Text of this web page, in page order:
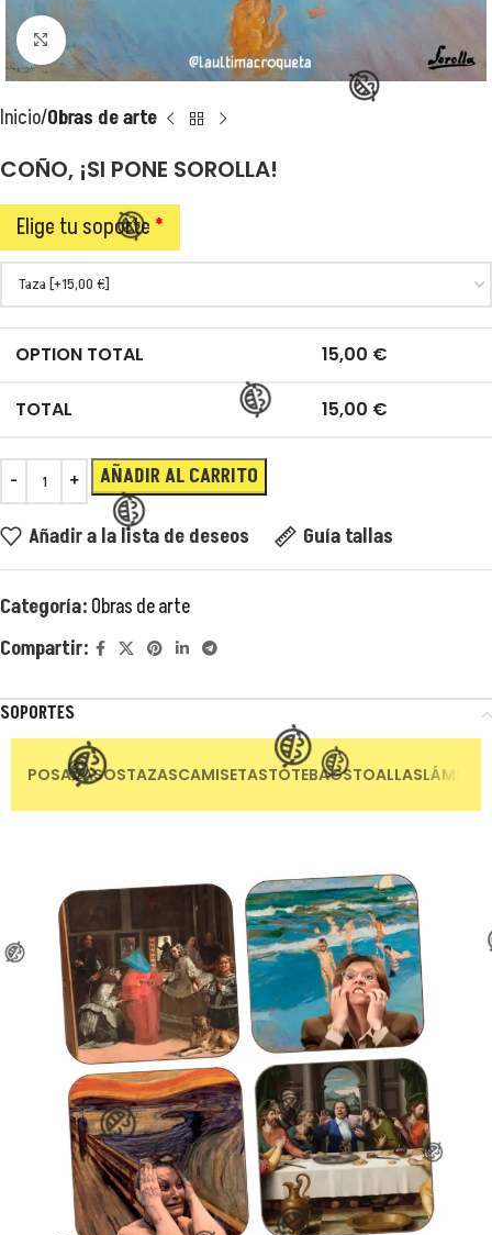
Clic para ampliar
Inicio Obras de arte
COÑO, ¡SI PONE SOROLLA!
Elige tu soporte *
OPTION TOTAL 15,00 €
TOTAL 15,00 €
AÑADIR AL CARRITO
Añadir a la lista de deseos Guía tallas
Categoría: Obras de arte
Compartir:
SOPORTES
POSAVASOSTAZASCAMISETASTOTEBAGSTOALLASLÁMINAS
😂
😂